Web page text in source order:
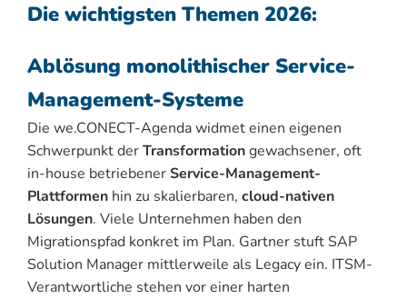
Die wichtigsten Themen 2026:
Ablösung monolithischer Service-
Management-Systeme
Die we.CONECT-Agenda widmet einen eigenen
Schwerpunkt derTransformationgewachsener, oft
in-house betriebenerService-Management-
Plattformen hin zu skalierbaren, cloud-nativen
Lösungen. Viele Unternehmen haben den
Migrationspfad konkret im Plan. Gartner stuft SAP
Solution Manager mittlerweile als Legacy ein. ITSM-
Verantwortliche stehen vor einer harten